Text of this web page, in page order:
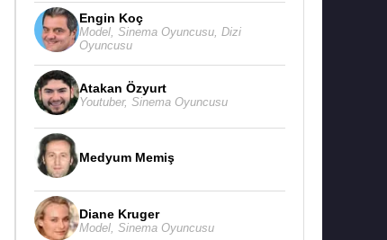
Engin Koç
Model, Sinema Oyuncusu, Dizi
Oyuncusu
Atakan Özyurt
Youtuber, Sinema Oyuncusu
Medyum Memiş
Diane Kruger
Model, Sinema Oyuncusu